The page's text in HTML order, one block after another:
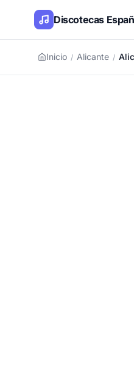
Discotecas
Inicio / Alicante /